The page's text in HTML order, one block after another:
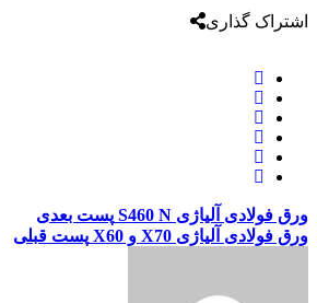
اشتراک گذاری
ورق فولادی آلیاژی S460 N
پست بعدی
ورق فولادی آلیاژی X70 و X60
پست قبلی